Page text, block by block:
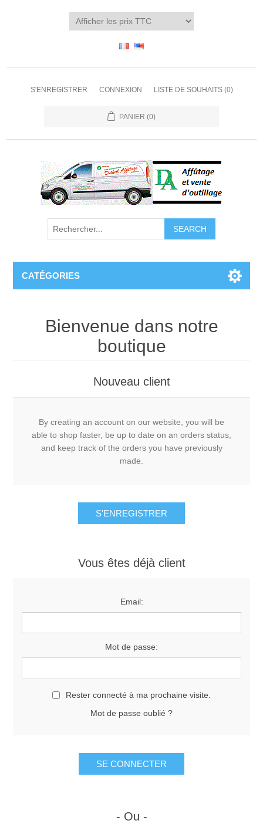
S'ENREGISTRER CONNEXION LISTE DE SOUHAITS (0)
PANIER (0)
CATÉGORIES
Bienvenue dans notre
boutique
Nouveau client
By creating an account on our website, you will be
able to shop faster, be up to date on an orders status,
and keep track of the orders you have previously
made.
Vous êtes déjà client
Email:
Mot de passe:
Rester connecté à ma prochaine visite.
Mot de passe oublié ?
- Ou -